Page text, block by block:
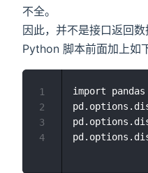
不全。
因此，并不是接口返回
Python 脚本前面加上如
import
1
2
3
4